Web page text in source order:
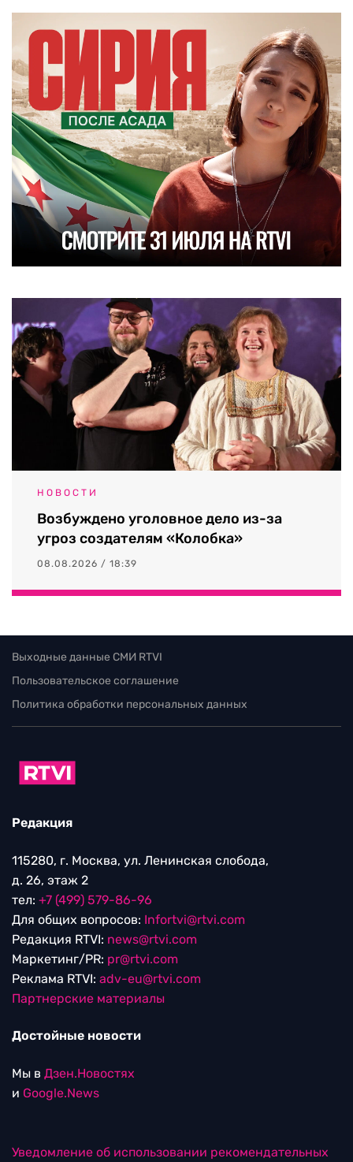
НОВОСТИ
Возбуждено уголовное дело из-за
угроз создателям «Колобка»
08.08.2026 / 18:39
Выходные данные СМИ RTVI
Пользовательское соглашение
Политика обработки персональных данных
Редакция
115280, г. Москва, ул. Ленинская слобода,
д. 26, этаж 2
тел: +7 (499) 579-86-96
Для общих вопросов: Infortvi@rtvi.com
Редакция RTVI: news@rtvi.com
Маркетинг/PR: pr@rtvi.com
Реклама RTVI: adv-eu@rtvi.com
Партнерские материалы
Достойные новости
Мы в Дзен.Новостях
и Google.News
Уведомление об использовании рекомендательных